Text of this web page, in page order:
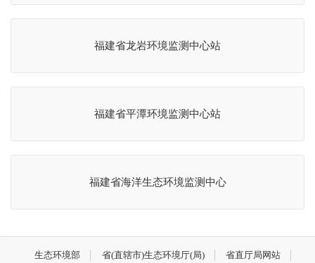
福建省龙岩环境监测中心站
福建省平潭环境监测中心站
福建省海洋生态环境监测中心
生态环境部 省(直辖市)生态环境厅(局) 省直厅局网站